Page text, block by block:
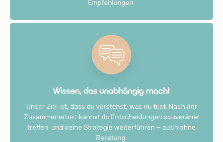
Empfehlungen.
Wissen, das unabhängig macht
Unser Ziel ist, dass du verstehst, was du tust. Nach der
Zusammenarbeit kannst du Entscheidungen souveräner
treffen und deine Strategie weiterführen – auch ohne
Beratung.